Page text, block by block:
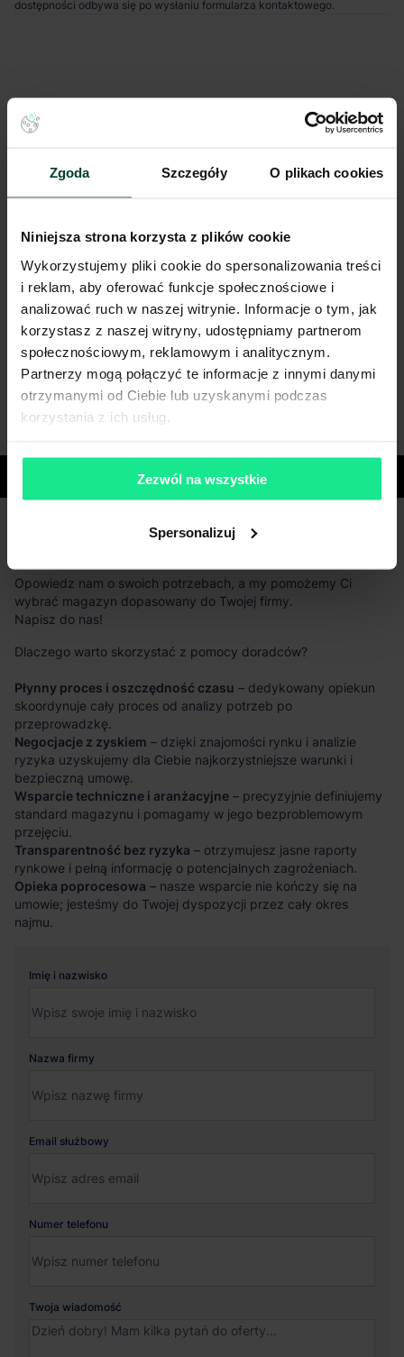
Zgoda Szczegóły O plikach cookies
Niniejsza strona korzysta z plików cookie
Wykorzystujemy pliki cookie do spersonalizowania treści
i reklam, aby oferować funkcje społecznościowe i
analizować ruch w naszej witrynie. Informacje o tym, jak
korzystasz z naszej witryny, udostępniamy partnerom
społecznościowym, reklamowym i analitycznym.
Partnerzy mogą połączyć te informacje z innymi danymi
otrzymanymi od Ciebie lub uzyskanymi podczas
korzystania z ich usług.
Zezwól na wszystkie
Spersonalizuj
dostępności odbywa się po wysłaniu formularza kontaktowego.
Masz pytania dotyczące oferty?
Opowiedz nam o swoich potrzebach, a my pomożemy Ci
wybrać magazyn dopasowany do Twojej firmy.
Napisz do nas!
Dlaczego warto skorzystać z pomocy doradców?
Płynny proces i oszczędność czasu – dedykowany opiekun
skoordynuje cały proces od analizy potrzeb po
przeprowadzkę.
Negocjacje z zyskiem – dzięki znajomości rynku i analizie
ryzyka uzyskujemy dla Ciebie najkorzystniejsze warunki i
bezpieczną umowę.
Wsparcie techniczne i aranżacyjne – precyzyjnie definiujemy
standard magazynu i pomagamy w jego bezproblemowym
przejęciu.
Transparentność bez ryzyka – otrzymujesz jasne raporty
rynkowe i pełną informację o potencjalnych zagrożeniach.
Opieka poprocesowa – nasze wsparcie nie kończy się na
umowie; jesteśmy do Twojej dyspozycji przez cały okres
najmu.
Imię i nazwisko
Nazwa firmy
Email służbowy
Numer telefonu
Twoja wiadomość